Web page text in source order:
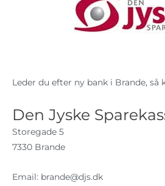
Leder du efter ny bank i Brande,
Den Jyske
Storegade 5
7330 Brande
Email: brande@djs.dk